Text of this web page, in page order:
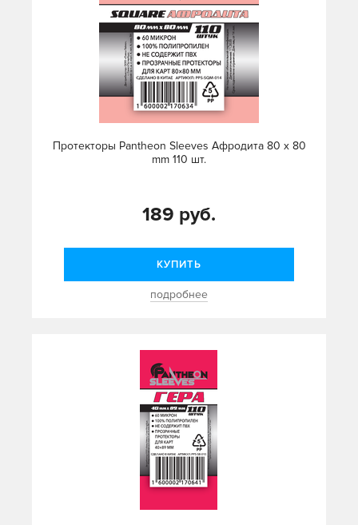
Протекторы Pantheon Sleeves Афродита 80 х 80
mm 110 шт.
189 руб.
КУПИТЬ
подробнее